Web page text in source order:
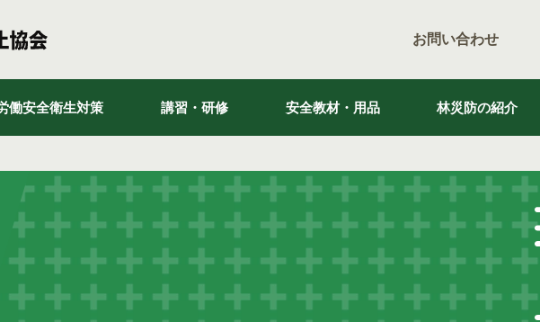
お問い合わせ
働安全衛生対策 講習・研修 安全教材・用品 林災防の紹介